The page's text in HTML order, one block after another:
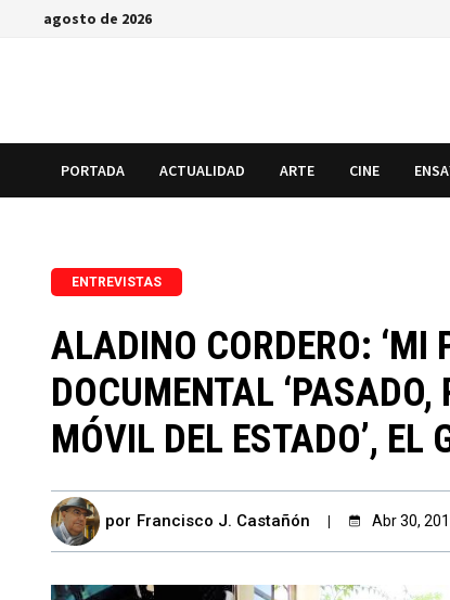
Saltaragosto de 2026
PORTADA ACTUALIDAD ARTE CINE
ENTREVISTAS
ALADINO CORDERO: ‘MI
DOCUMENTAL ‘PASADO,
MÓVIL DEL ESTADO’, EL
por Francisco J. Castañón Abr 30,